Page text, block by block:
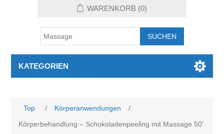
WARENKORB (0)
KATEGORIEN
Top / Körperanwendungen
/
Körperbehandlung – Schokoladenpeeling mit Massage 50'